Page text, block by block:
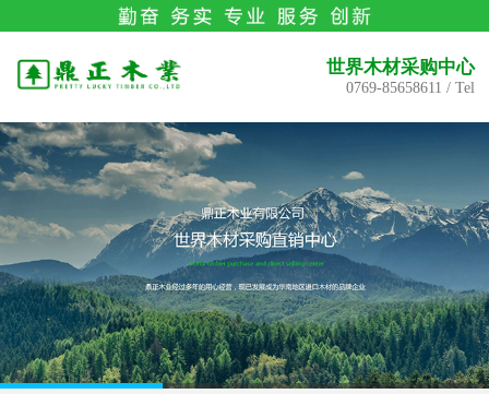
世界木材采购中心
0769-85658611 / Tel